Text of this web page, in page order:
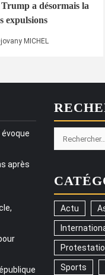
a désormais la
expulsions
MICHEL
évoque
après
Rechercher :
Actu
Sports